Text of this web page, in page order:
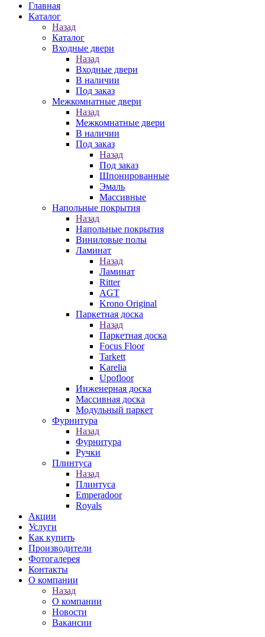
Главная
Каталог
Назад
Каталог
Входные двери
Назад
Входные двери
В наличии
Под заказ
Межкомнатные двери
Назад
Межкомнатные двери
В наличии
Под заказ
Назад
Под заказ
Шпонированные
Эмаль
Массивные
Напольные покрытия
Назад
Напольные покрытия
Виниловые полы
Ламинат
Назад
Ламинат
Ritter
AGT
Krono Original
Паркетная доска
Назад
Паркетная доска
Focus Floor
Tarkett
Karelia
Upofloor
Инженерная доска
Массивная доска
Модульный паркет
Фурнитура
Назад
Фурнитура
Ручки
Плинтуса
Назад
Плинтуса
Emperadoor
Royals
Акции
Услуги
Как купить
Производители
Фотогалерея
Контакты
О компании
Назад
О компании
Новости
Вакансии